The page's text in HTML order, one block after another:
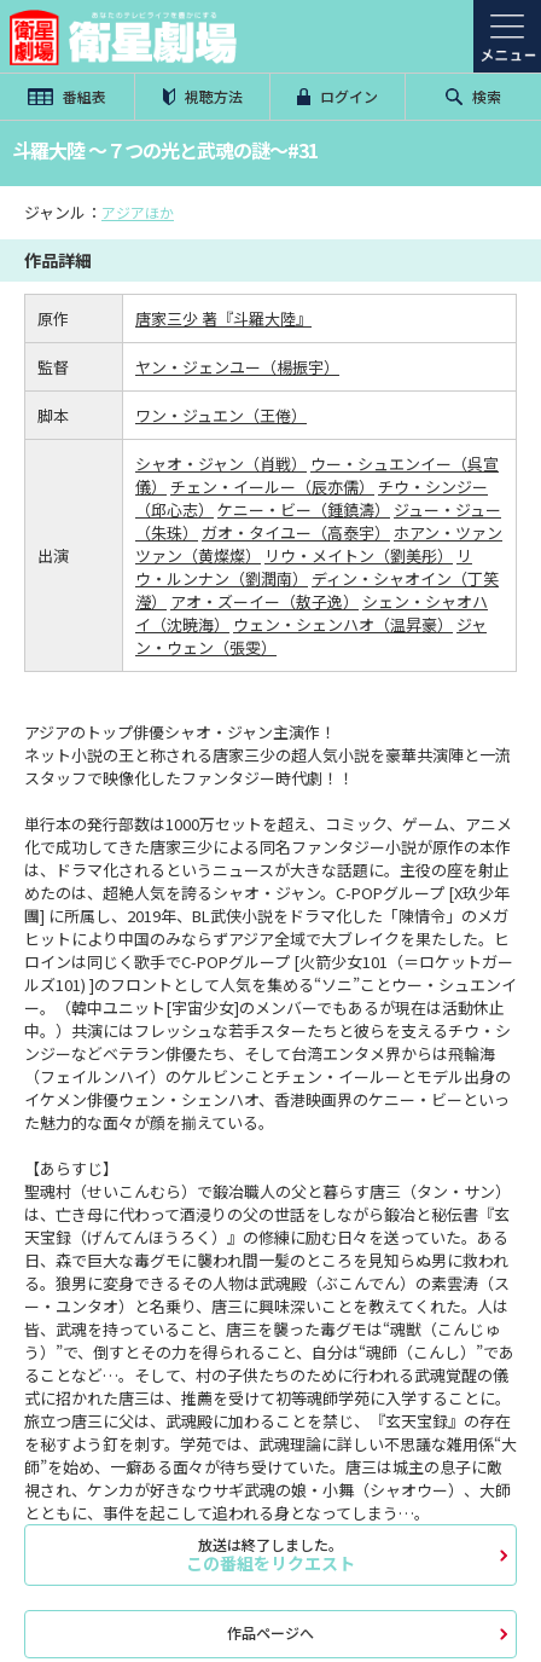
番組表 視聴方法 ログイン 検索
斗羅大陸 ～７つの光と武魂の謎～#31
ジャンル： アジアほか
作品詳細
原作 唐家三少 著『斗羅大陸』
監督 ヤン・ジェンユー（楊振宇）
脚本 ワン・ジュエン（王倦）
出演
シャオ・ジャン（肖戦）
ウー・シュエンイー（呉宣
儀）
チェン・イールー（辰亦儒）
チウ・シンジー
（邱心志）
ケニー・ビー（鍾鎮濤）
ジュー・ジュー
（朱珠）
ガオ・タイユー（高泰宇）
ホアン・ツァン
ツァン（黄燦燦）
リウ・メイトン（劉美彤）
リ
ウ・ルンナン（劉潤南）
ディン・シャオイン（丁笑
瀅）
アオ・ズーイー（敖子逸）
シェン・シャオハ
イ（沈暁海）
ウェン・シェンハオ（温昇豪）
ジャ
ン・ウェン（張雯）
アジアのトップ俳優シャオ・ジャン主演作！
ネット小説の王と称される唐家三少の超人気小説を豪華共演陣と一流
スタッフで映像化したファンタジー時代劇！！
単行本の発行部数は1000万セットを超え、コミック、ゲーム、アニメ
化で成功してきた唐家三少による同名ファンタジー小説が原作の本作
は、ドラマ化されるというニュースが大きな話題に。主役の座を射止
めたのは、超絶人気を誇るシャオ・ジャン。C-POPグループ [X玖少年
團] に所属し、2019年、BL武侠小説をドラマ化した「陳情令」のメガ
ヒットにより中国のみならずアジア全域で大ブレイクを果たした。ヒ
ロインは同じく歌手でC-POPグループ [火箭少女101（＝ロケットガー
ルズ101) ]のフロントとして人気を集める“ソニ”ことウー・シュエンイ
ー。（韓中ユニット[宇宙少女]のメンバーでもあるが現在は活動休止
中。）共演にはフレッシュな若手スターたちと彼らを支えるチウ・シ
ンジーなどベテラン俳優たち、そして台湾エンタメ界からは飛輪海
（フェイルンハイ）のケルビンことチェン・イールーとモデル出身の
イケメン俳優ウェン・シェンハオ、香港映画界のケニー・ビーといっ
た魅力的な面々が顔を揃えている。
【あらすじ】
聖魂村（せいこんむら）で鍛冶職人の父と暮らす唐三（タン・サン）
は、亡き母に代わって酒浸りの父の世話をしながら鍛冶と秘伝書『玄
天宝録（げんてんほうろく）』の修練に励む日々を送っていた。ある
日、森で巨大な毒グモに襲われ間一髪のところを見知らぬ男に救われ
る。狼男に変身できるその人物は武魂殿（ぶこんでん）の素雲涛（ス
ー・ユンタオ）と名乗り、唐三に興味深いことを教えてくれた。人は
皆、武魂を持っていること、唐三を襲った毒グモは“魂獣（こんじゅ
う）”で、倒すとその力を得られること、自分は“魂師（こんし）”であ
ることなど…。そして、村の子供たちのために行われる武魂覚醒の儀
式に招かれた唐三は、推薦を受けて初等魂師学苑に入学することに。
旅立つ唐三に父は、武魂殿に加わることを禁じ、『玄天宝録』の存在
を秘すよう釘を刺す。学苑では、武魂理論に詳しい不思議な雑用係“大
師”を始め、一癖ある面々が待ち受けていた。唐三は城主の息子に敵
視され、ケンカが好きなウサギ武魂の娘・小舞（シャオウー）、大師
とともに、事件を起こして追われる身となってしまう…。
放送は終了しました。
この番組をリクエスト
作品ページへ